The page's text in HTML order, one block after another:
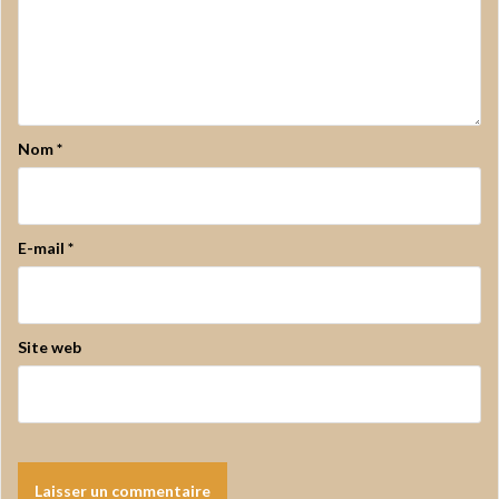
Nom*
E-mail *
Site web